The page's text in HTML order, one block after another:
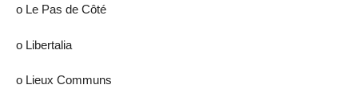
ο Le Pas de Côté
ο Libertalia
ο Lieux Communs